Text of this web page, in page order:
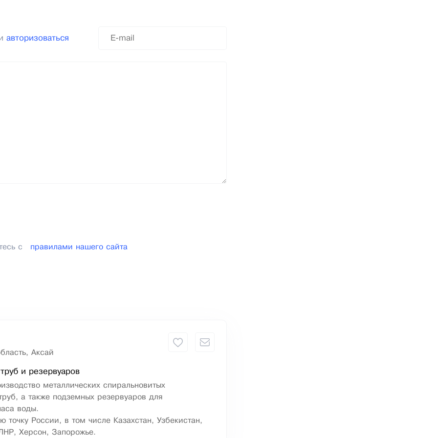
авторизоваться
с правилами нашего сайта
Аксай
и резервуаров
металлических спиральновитых
а также подземных резервуаров для
воды.
точку России, в том числе Казахстан, Узбекистан,
Херсон, Запорожье.